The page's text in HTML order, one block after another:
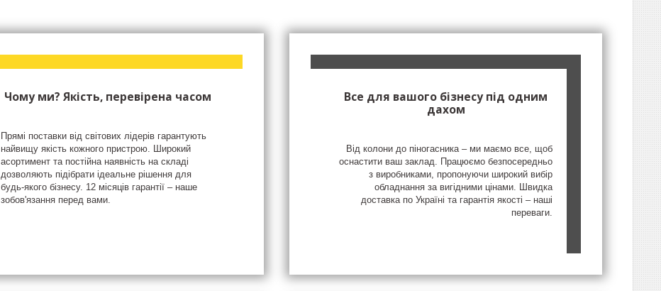
Чому ми? Якість, перевірена часом
Прямі поставки від світових лідерів гарантують
найвищу якість кожного пристрою. Широкий
асортимент та постійна наявність на складі
дозволяють підібрати ідеальне рішення для
будь-якого бізнесу. 12 місяців гарантії – наше
зобов'язання перед вами.
Все для вашого бізнесу під одним
дахом
Від колони до піногасника – ми маємо все, щоб
оснастити ваш заклад. Працюємо безпосередньо
з виробниками, пропонуючи широкий вибір
обладнання за вигідними цінами. Швидка
доставка по Україні та гарантія якості – наші
переваги.